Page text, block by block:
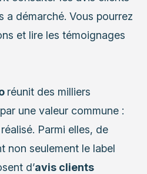
a démarché. Vous pourrez
et lire les témoignages
réunit des milliers
une valeur commune :
Parmi elles, de
non seulement le label
d’avis clients